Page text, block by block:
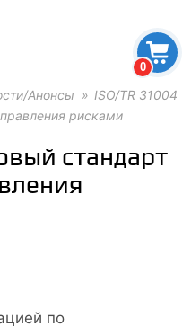
0
Анонсы
ISO/TR 31004
рисками
стандарт
по